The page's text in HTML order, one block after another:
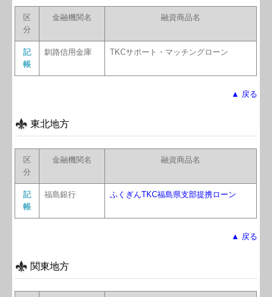
区
分
金融機関名 融資商品名
記
帳
釧路信用金庫 TKCサポート・マッチングローン
▲ 戻る
東北地方
区
分
金融機関名 融資商品名
記
帳
福島銀行 ふくぎんTKC福島県支部提携ローン
▲ 戻る
関東地方